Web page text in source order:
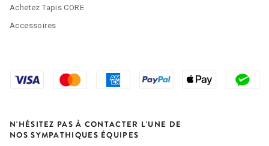
Accessoires
Achetez Tapis CORE
N'HÉSITEZ PAS À CONTACTER L'UNE DE
NOS SYMPATHIQUES ÉQUIPES